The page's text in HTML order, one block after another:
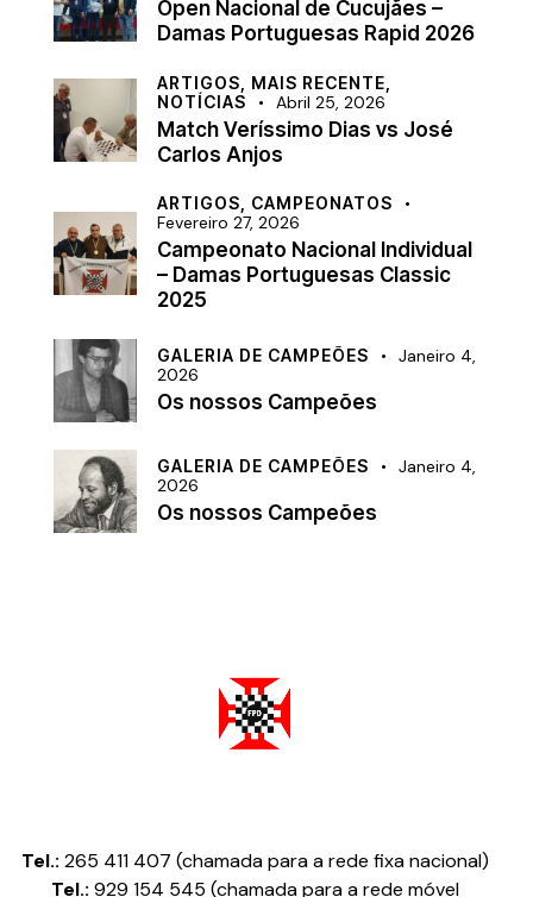
Open Nacional de Cucujães –
Damas Portuguesas Rapid 2026
ARTIGOS, MAIS RECENTE,
NOTÍCIAS
Abril 25, 2026
Match Veríssimo Dias vs José
Carlos Anjos
ARTIGOS, CAMPEONATOS
Fevereiro 27, 2026
Campeonato Nacional Individual
– Damas Portuguesas Classic
2025
GALERIA DE CAMPEÕES
Janeiro 4,
2026
Os nossos Campeões
GALERIA DE CAMPEÕES
Janeiro 4,
2026
Os nossos Campeões
Tel.: 265 411 407 (chamada para a rede fixa nacional)
Tel.: 929 154 545 (chamada para a rede móvel